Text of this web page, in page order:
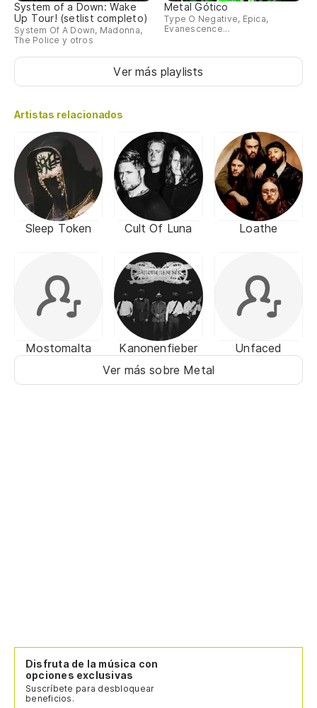
System of a Down: Wake
Up Tour! (setlist completo)
System Of A Down, Madonna,
The Police y otros
Metal Gótico
Type O Negative, Epica,
Evanescence...
Ver más playlists
Artistas relacionados
Sleep Token Cult Of Luna Loathe
Mostomalta Kanonenfieber
Unfaced
Ver más sobre Metal
Disfruta de la música con
opciones exclusivas
Suscríbete para desbloquear
beneficios.